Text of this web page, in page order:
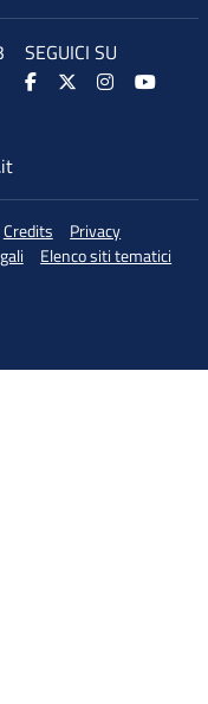
SEGUICI SU
Credits
Privacy
Elenco siti tematici